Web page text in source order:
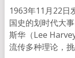
1963年11月22日
国史的划时代大
斯华（Lee
流传多种理论，挑